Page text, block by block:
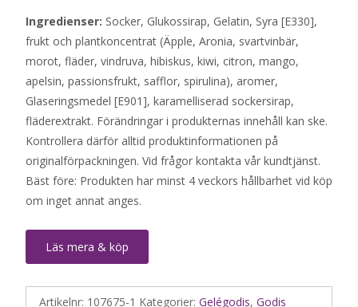
Ingredienser: Socker, Glukossirap, Gelatin, Syra [E330],
frukt och plantkoncentrat (Äpple, Aronia, svartvinbär,
morot, fläder, vindruva, hibiskus, kiwi, citron, mango,
apelsin, passionsfrukt, safflor, spirulina), aromer,
Glaseringsmedel [E901], karamelliserad sockersirap,
fläderextrakt. Förändringar i produkternas innehåll kan ske.
Kontrollera därför alltid produktinformationen på
originalförpackningen. Vid frågor kontakta vår kundtjänst.
Bäst före: Produkten har minst 4 veckors hållbarhet vid köp
om inget annat anges.
Läs mera & köp
Artikelnr: 107675-1 Kategorier: Gelégodis, Godis